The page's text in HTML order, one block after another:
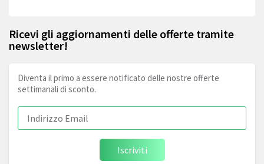
Ricevi gli aggiornamenti delle offerte tramite
newsletter!
Diventa il primo a essere notificato delle nostre offerte
settimanali di sconto.
Iscriviti